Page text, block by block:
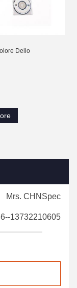
Dello
Mrs. CHNSpec
13732210605